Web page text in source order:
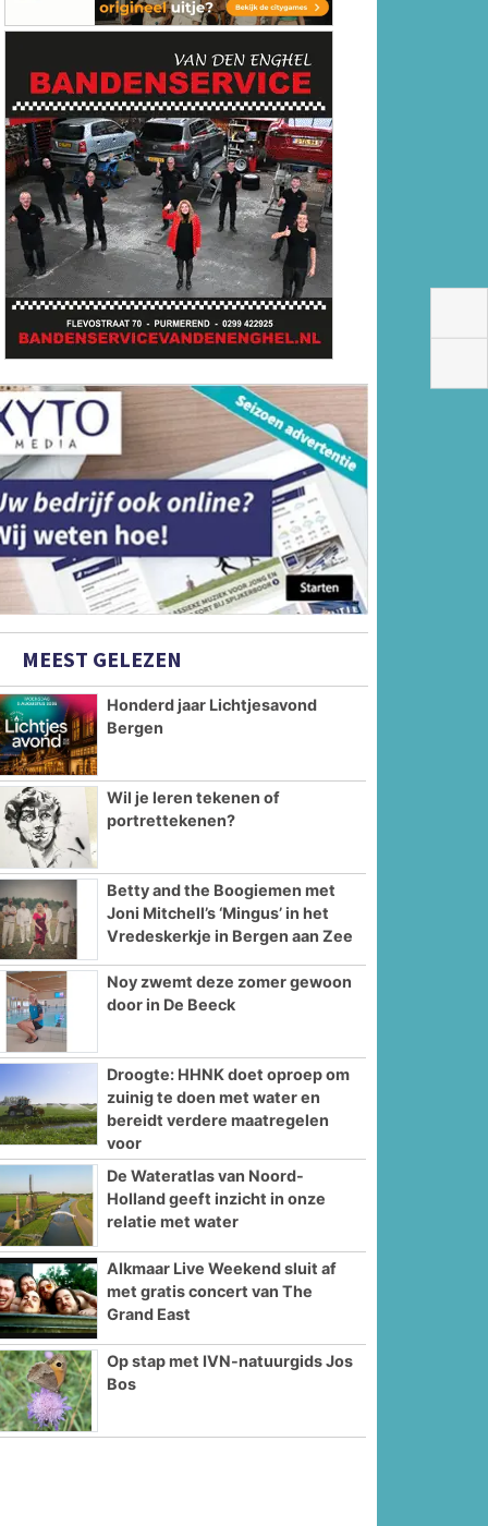
MEEST GELEZEN
Honderd jaar Lichtjesavond
Bergen
Wil je leren tekenen of
portrettekenen?
Betty and the Boogiemen met
Joni Mitchell’s ‘Mingus’ in het
Vredeskerkje in Bergen aan Zee
Noy zwemt deze zomer gewoon
door in De Beeck
Droogte: HHNK doet oproep om
zuinig te doen met water en
bereidt verdere maatregelen
voor
De Wateratlas van Noord-
Holland geeft inzicht in onze
relatie met water
Alkmaar Live Weekend sluit af
met gratis concert van The
Grand East
Op stap met IVN-natuurgids Jos
Bos